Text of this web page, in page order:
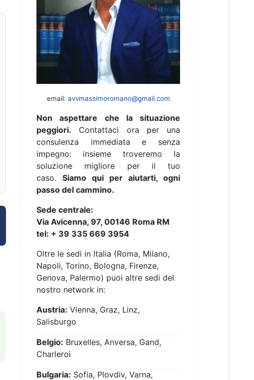
email: avvmassimoromano@gmail.com
Non aspettare che la situazione
peggiori. Contattaci ora per una
consulenza immediata e senza
impegno: insieme troveremo la
soluzione migliore per il tuo
caso. Siamo qui per aiutarti, ogni
passo del cammino.
Sede centrale:
Via Avicenna, 97, 00146 Roma RM
tel: + 39 335 669 3954
Oltre le sedi in Italia (Roma, Milano,
Napoli, Torino, Bologna, Firenze,
Genova, Palermo) puoi altre sedi del
nostro network in:
Austria: Vienna, Graz, Linz,
Salisburgo
Belgio: Bruxelles, Anversa, Gand,
Charleroi
Bulgaria: Sofia, Plovdiv, Varna,